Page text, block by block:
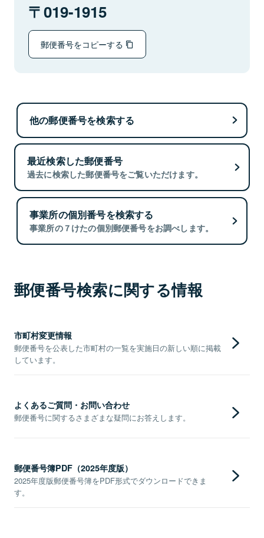
019-1915
郵便番号をコピーする
他の郵便番号を検索する
最近検索した郵便番号
過去に検索した郵便番号をご覧いただけます。
事業所の個別番号を検索する
事業所の７けたの個別郵便番号をお調べします。
郵便番号検索に関する情報
市町村変更情報
郵便番号を公表した市町村の一覧を実施日の新しい順に掲載
しています。
よくあるご質問・お問い合わせ
郵便番号に関するさまざまな疑問にお答えします。
郵便番号簿PDF（2025年度版）
2025年度版郵便番号簿をPDF形式でダウンロードできま
す。